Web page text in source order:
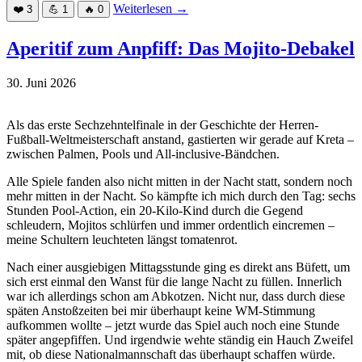
❤️ 3 💪 1 🔥 0 Weiterlesen →
Aperitif zum Anpfiff: Das Mojito-Debakel
30. Juni 2026
Als das erste Sechzehntelfinale in der Geschichte der Herren-
Fußball-Weltmeisterschaft anstand, gastierten wir gerade auf Kreta –
zwischen Palmen, Pools und All-inclusive-Bändchen.
Alle Spiele fanden also nicht mitten in der Nacht statt, sondern noch
mehr mitten in der Nacht. So kämpfte ich mich durch den Tag: sechs
Stunden Pool-Action, ein 20-Kilo-Kind durch die Gegend
schleudern, Mojitos schlürfen und immer ordentlich eincremen –
meine Schultern leuchteten längst tomatenrot.
Nach einer ausgiebigen Mittagsstunde ging es direkt ans Büfett, um
sich erst einmal den Wanst für die lange Nacht zu füllen. Innerlich
war ich allerdings schon am Abkotzen. Nicht nur, dass durch diese
späten Anstoßzeiten bei mir überhaupt keine WM-Stimmung
aufkommen wollte – jetzt wurde das Spiel auch noch eine Stunde
später angepfiffen. Und irgendwie wehte ständig ein Hauch Zweifel
mit, ob diese Nationalmannschaft das überhaupt schaffen würde.